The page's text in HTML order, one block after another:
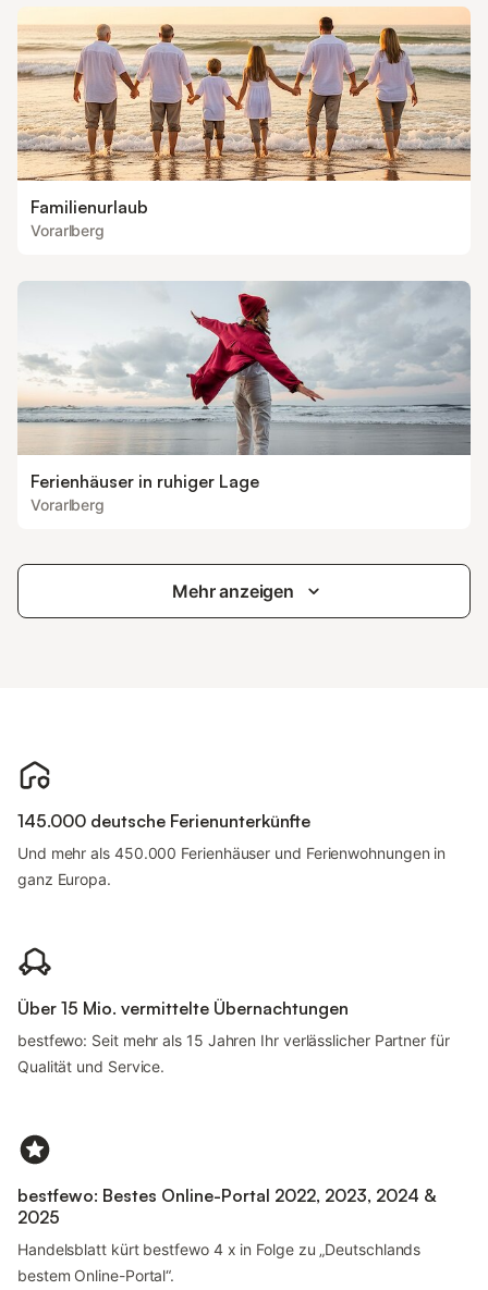
Familienurlaub
Vorarlberg
Ferienhäuser in ruhiger Lage
Vorarlberg
Mehr anzeigen
145.000 deutsche Ferienunterkünfte
Und mehr als 450.000 Ferienhäuser und Ferienwohnungen in
ganz Europa.
Über 15 Mio. vermittelte Übernachtungen
bestfewo: Seit mehr als 15 Jahren Ihr verlässlicher Partner für
Qualität und Service.
bestfewo: Bestes Online-Portal 2022, 2023, 2024 &
2025
Handelsblatt kürt bestfewo 4 x in Folge zu „Deutschlands
bestem Online-Portal“.